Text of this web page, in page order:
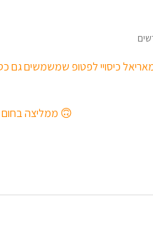
כיסויי לפטופ שמשמשים גם
ממליצה בחום לכל מי שמחפש מתנה יפה ושימושית, או שפשוט רוצה לפנק את עצמו 🙃